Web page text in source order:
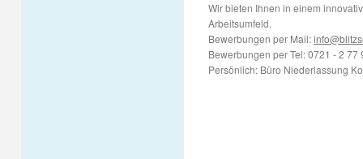
Wir bieten Ihnen in einem
Arbeitsumfeld.
Bewerbungen per Mail:
Bewerbungen per Tel: 0721 - 2 77
Persönlich: Büro Niederlassung